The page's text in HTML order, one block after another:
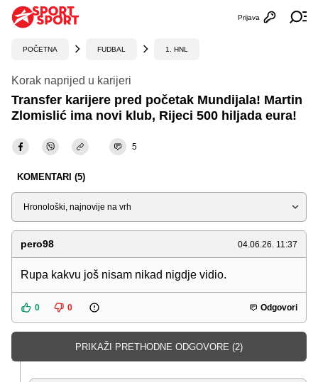
Otvori
Prijava
POČETNA FUDBAL 1. HNL
Korak naprijed u karijeri
Transfer karijere pred početak Mundijala! Martin
Zlomislić ima novi klub, Rijeci 500 hiljada eura!
5
KOMENTARI (5)
Sortiraj
pero98 04.06.26. 11:37
Rupa kakvu još nisam nikad nigdje vidio.
0 0 Odgovori
PRIKAŽI PRETHODNE ODGOVORE (2)